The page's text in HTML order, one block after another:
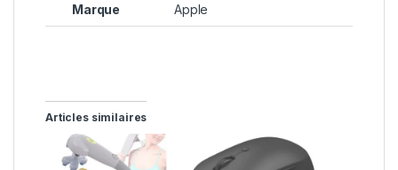
Marque Apple
Articles similaires